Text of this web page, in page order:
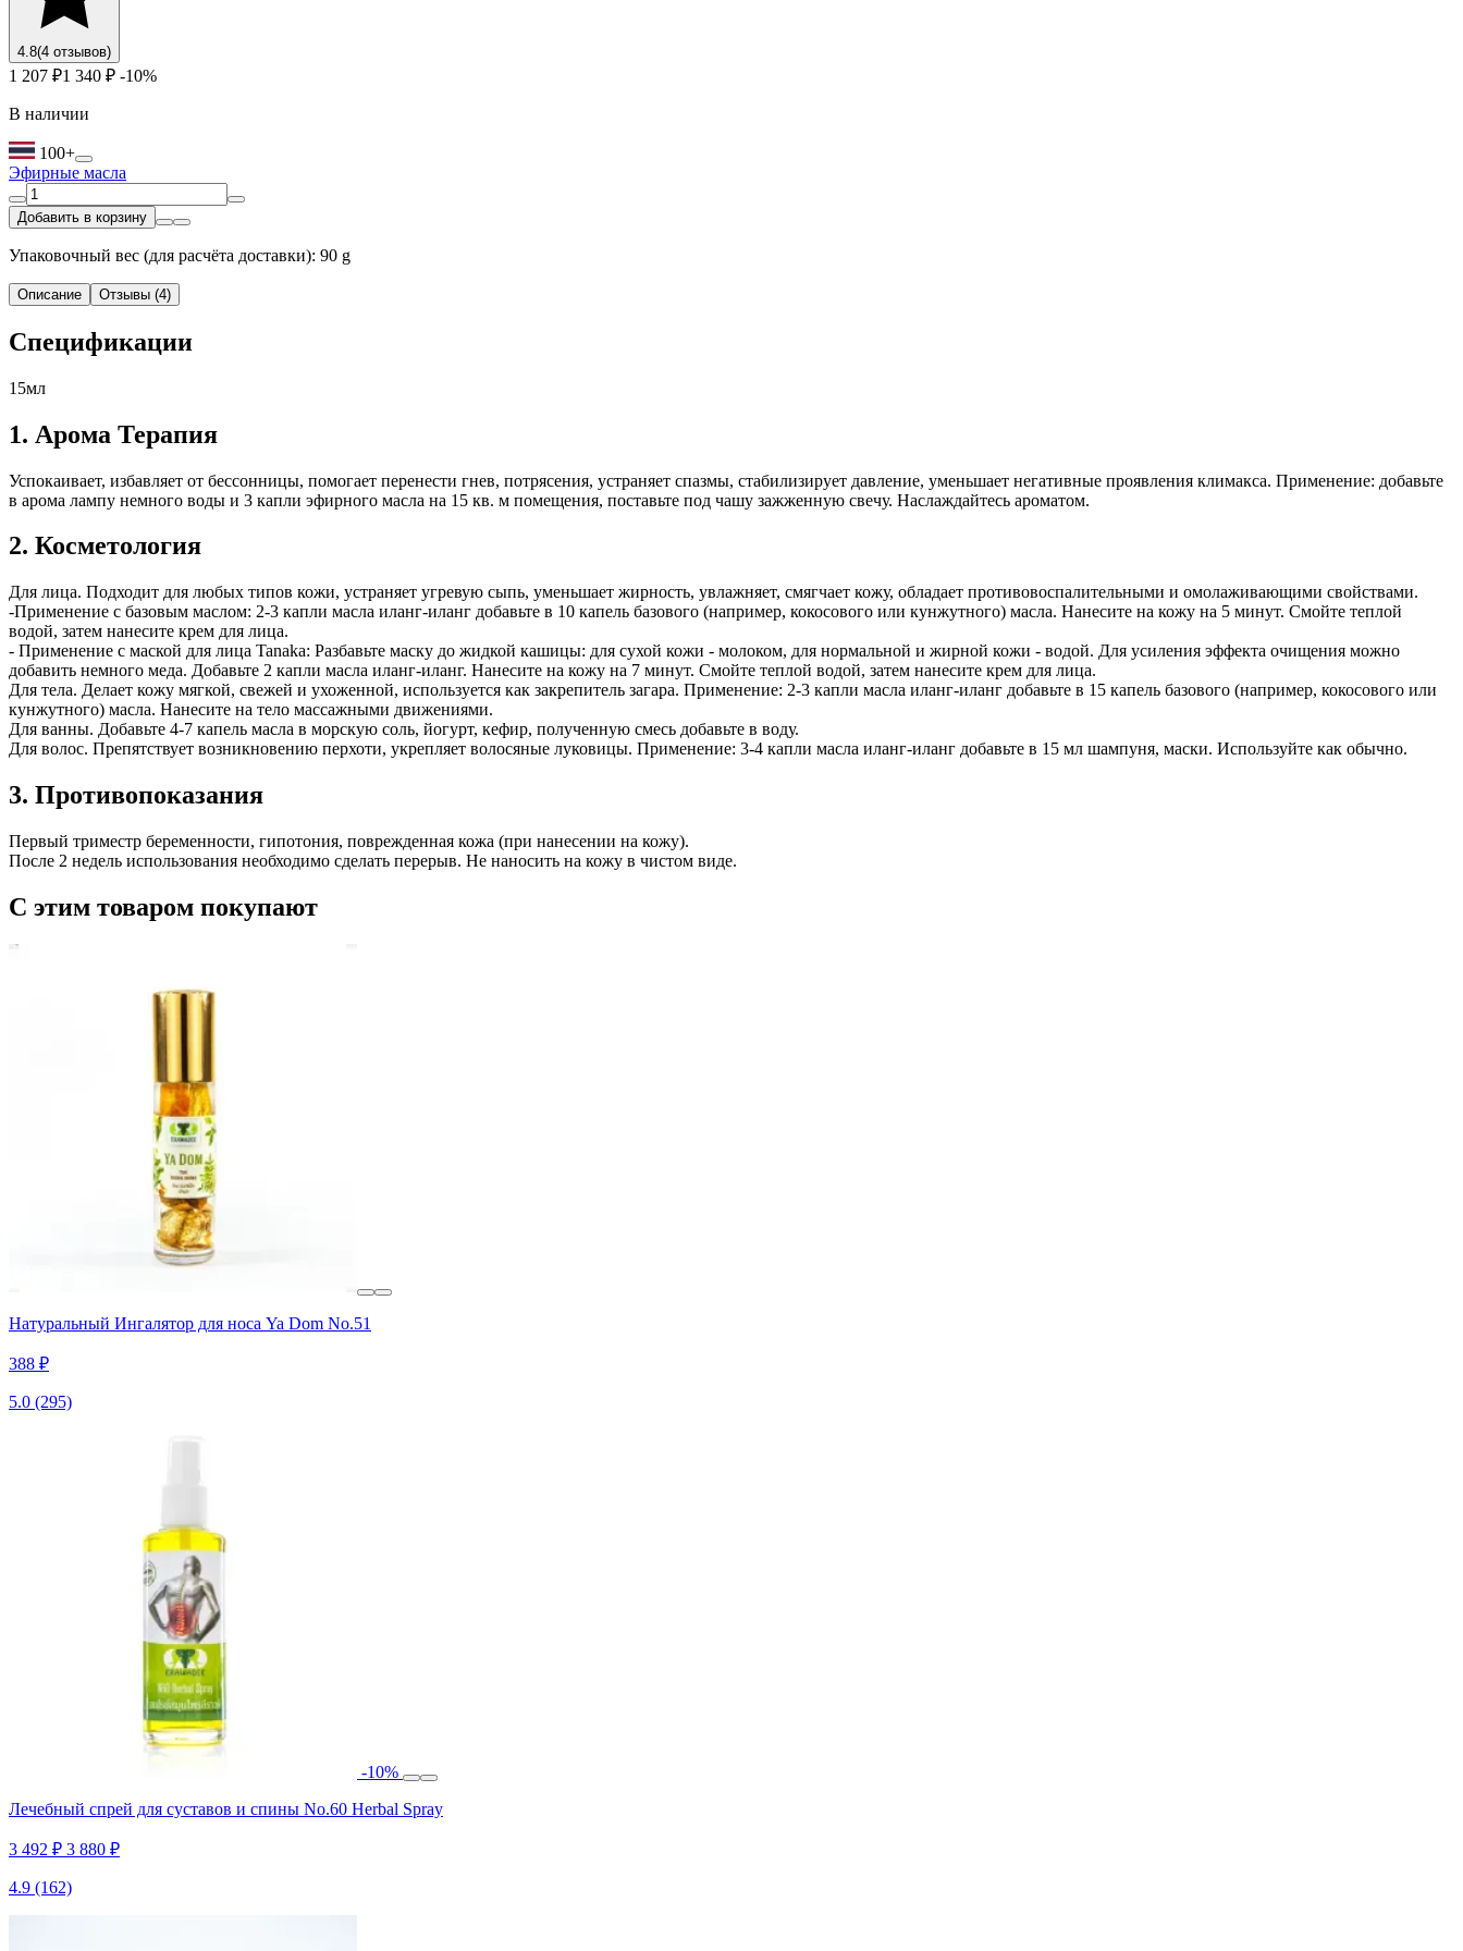
4.8(4 отзывов)
1 207 ₽1 340 ₽ -10%
В наличии
100+
Эфирные масла
Добавить в корзину
Упаковочный вес (для расчёта доставки): 90 g
Описание Отзывы (4)
Cпецификации
15мл
1. Арома Терапия
Успокаивает, избавляет от бессонницы, помогает перенести гнев, потрясения, устраняет спазмы, стабилизирует давление, уменьшает негативные проявления климакса. Применение: добавьте
в арома лампу немного воды и 3 капли эфирного масла на 15 кв. м помещения, поставьте под чашу зажженную свечу. Наслаждайтесь ароматом.
2. Косметология
Для лица. Подходит для любых типов кожи, устраняет угревую сыпь, уменьшает жирность, увлажняет, смягчает кожу, обладает противовоспалительными и омолаживающими свойствами.
-Применение с базовым маслом: 2-3 капли масла иланг-иланг добавьте в 10 капель базового (например, кокосового или кунжутного) масла. Нанесите на кожу на 5 минут. Смойте теплой
водой, затем нанесите крем для лица.
- Применение с маской для лица Tanaka: Разбавьте маску до жидкой кашицы: для сухой кожи - молоком, для нормальной и жирной кожи - водой. Для усиления эффекта очищения можно
добавить немного меда. Добавьте 2 капли масла иланг-иланг. Нанесите на кожу на 7 минут. Смойте теплой водой, затем нанесите крем для лица.
Для тела. Делает кожу мягкой, свежей и ухоженной, используется как закрепитель загара. Применение: 2-3 капли масла иланг-иланг добавьте в 15 капель базового (например, кокосового или
кунжутного) масла. Нанесите на тело массажными движениями.
Для ванны. Добавьте 4-7 капель масла в морскую соль, йогурт, кефир, полученную смесь добавьте в воду.
Для волос. Препятствует возникновению перхоти, укрепляет волосяные луковицы. Применение: 3-4 капли масла иланг-иланг добавьте в 15 мл шампуня, маски. Используйте как обычно.
3. Противопоказания
Первый триместр беременности, гипотония, поврежденная кожа (при нанесении на кожу).
После 2 недель использования необходимо сделать перерыв. Не наносить на кожу в чистом виде.
С этим товаром покупают
Натуральный Ингалятор для носа Ya Dom No.51
388 ₽
5.0 (295)
-10%
Лечебный спрей для суставов и спины No.60 Herbal Spray
3 492 ₽ 3 880 ₽
4.9 (162)